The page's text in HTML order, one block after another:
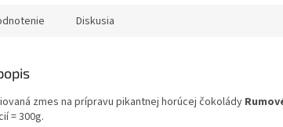
Diskusia
zmes na prípravu pikantnej horúcej čokolády
= 300g.